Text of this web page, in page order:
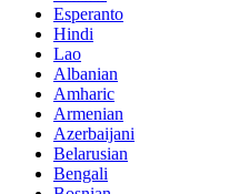
Esperanto
Hindi
Lao
Albanian
Amharic
Armenian
Azerbaijani
Belarusian
Bengali